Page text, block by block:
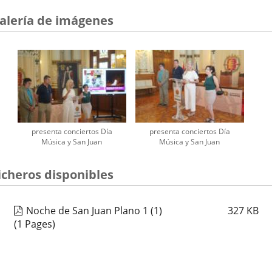
de imágenes
presenta conciertos Día
Música y San Juan
presenta conciertos Día
Música y San Juan
disponibles
Noche de San Juan Plano 1 (1) 327 KB
(1 Pages)